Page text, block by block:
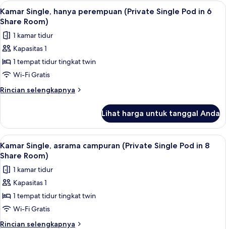
4
Share
Room)
hanya
perempuan
Single
Pod
4
Share
Lihat
semua
foto
untuk
Kamar
Single,
hanya
perempuan
Pod
in
6
Share
Room)
9
Kamar Single, hanya perempuan (Private Single Pod in 6
Share Room)
1 kamar tidur
Kapasitas 1
1 tempat tidur tingkat twin
Wi-Fi Gratis
Rincian selengkapnya
Rincian
Kamar
Single,
hanya
perempuan
Single
Pod
6
Share
Lihat harga untuk tanggal Anda
Lihat
semua
foto
untuk
Kamar
Single,
asrama
campuran
6
Kamar Single, asrama campuran (Private Single Pod in 8
Share Room)
1 kamar tidur
Kapasitas 1
1 tempat tidur tingkat twin
Wi-Fi Gratis
Rincian selengkapnya
Rincian